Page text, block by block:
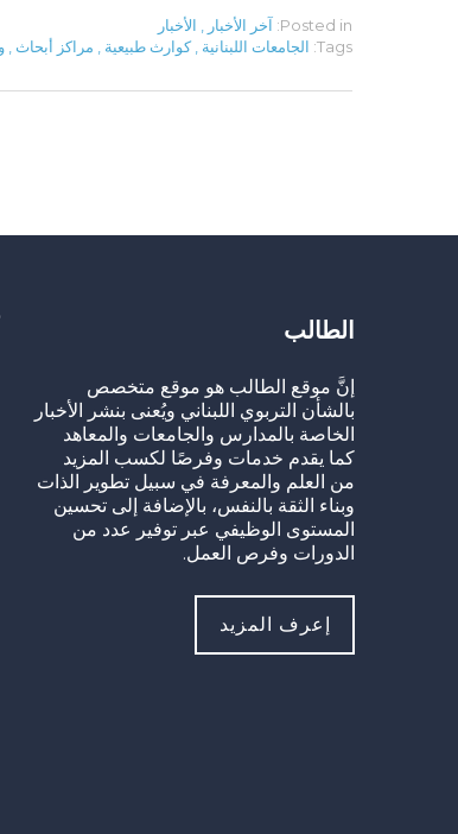
Posted in: آخر الأخبار
الأخبار
Tags: الجامعات اللبنانية كوارث طبيعية مراكز أبحاث
الطالب
إنَّ موقع الطالب هو موقع متخصص
بالشأن التربوي اللبناني ويُعنى بنشر الأخبار
الخاصة بالمدارس والجامعات والمعاهد
كما يقدم خدمات وفرصًا لكسب المزيد
من العلم والمعرفة في سبيل تطوير الذات
وبناء الثقة بالنفس، بالإضافة إلى تحسين
المستوى الوظيفي عبر توفير عدد من
الدورات وفرص العمل.
إعرف المزيد